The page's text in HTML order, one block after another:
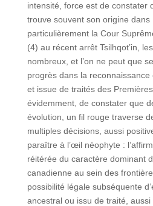
intensité, force est de constater
trouve souvent son origine
particulièrement la Cour
(4) au récent arrêt Tsilhqot’in,
nombreux, et l’on ne peut que
progrès dans la
et issue de traités des
évidemment, de constater que
évolution, un fil rouge traverse
multiples décisions, aussi
paraître à l’œil néophyte :
réitérée du caractère dominant
canadienne au sein des
possibilité légale subséquente
ancestral ou issu de traité, aussi